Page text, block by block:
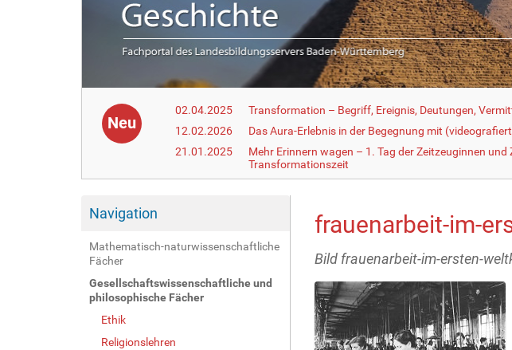
Neu
02.04.2025
Transformation – Begriff, Ereignis, Deutungen,
12.02.2026
Das Aura-Erlebnis in der Begegnung mit
21.01.2025
Mehr Erinnern wagen – 1. Tag der Zeitzeuginnen
Transformationszeit
Navigation
Mathematisch-naturwissenschaftliche
Fächer
Gesellschaftswissenschaftliche und
philosophische Fächer
Ethik
Religionslehren
frauenarbeit-im-
Bild frauenarbeit-im-ersten-